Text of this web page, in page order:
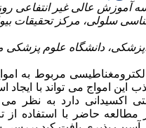
سلولی، مرکز تحقیقات
امواج می تواند با ایجاد
اکسیدانی دارد به نظر
مطالعه حاضر با استفاده